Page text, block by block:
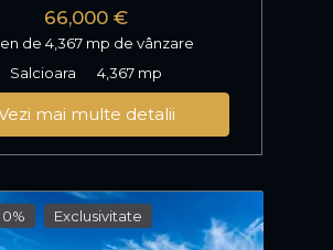
66,000 €
de 4,367 mp de vânzare
Salcioara
4,367 mp
mai multe detalii
Exclusivitate